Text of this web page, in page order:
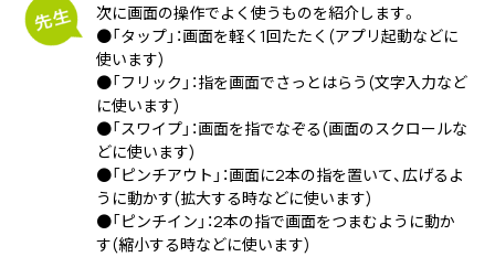
次に画面の操作でよく使うものを紹介します。
●「タップ」：画面を軽く1回たたく(アプリ起動などに
使います)
●「フリック」：指を画面でさっとはらう(文字入力など
に使います)
●「スワイプ」：画面を指でなぞる(画面のスクロールな
どに使います)
●「ピンチアウト」：画面に2本の指を置いて、広げるよ
うに動かす(拡大する時などに使います)
●「ピンチイン」：2本の指で画面をつまむように動か
す(縮小する時などに使います)